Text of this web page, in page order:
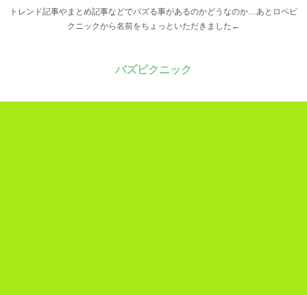
トレンド記事やまとめ記事などでバズる事があるのかどうなのか…あとロペピ
クニックから名前をちょっといただきました←
バズピクニック